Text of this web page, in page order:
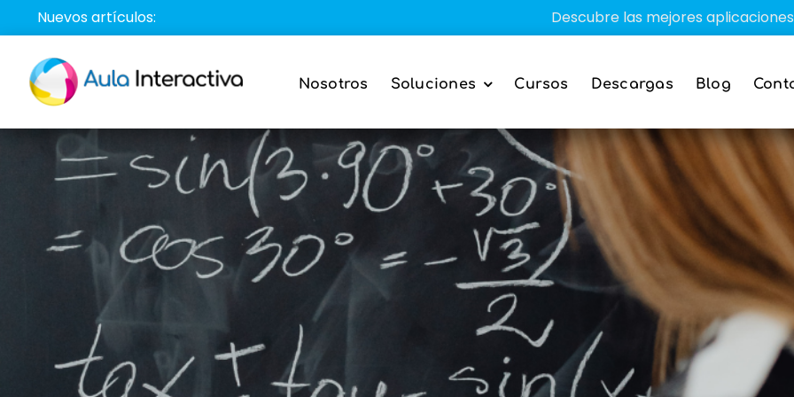
Saltar
al
contenido
Nuevos artículos: Descubre las mejores aplicaciones
Nosotros Soluciones Cursos Descargas Blog